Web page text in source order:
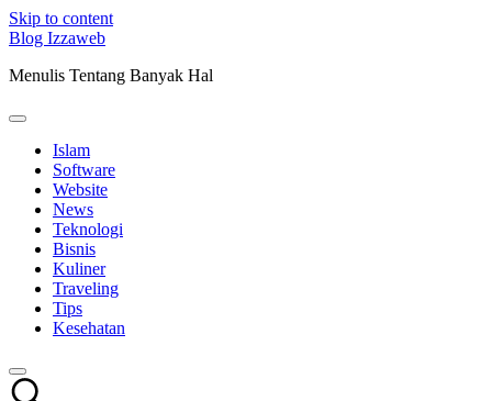
Skip to content
Blog Izzaweb
Menulis Tentang Banyak Hal
Islam
Software
Website
News
Teknologi
Bisnis
Kuliner
Traveling
Tips
Kesehatan